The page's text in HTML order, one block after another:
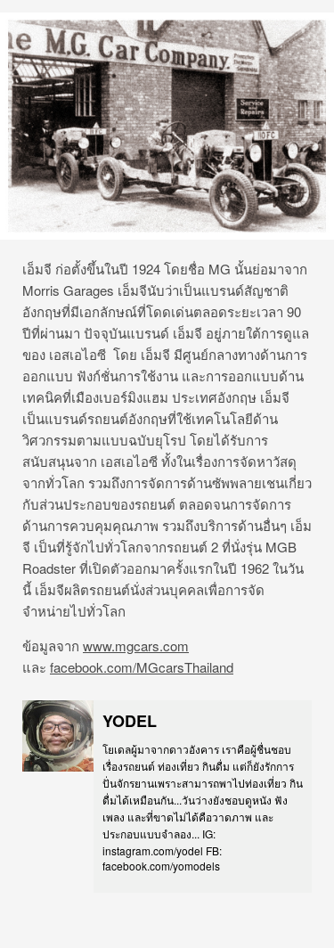
เอ็มจี ก่อตั้งขึ้นในปี 1924โดยชื่อ MG นั้นย่อมาจาก
Morris Garages เอ็มจีนับว่าเป็นแบรนด์สัญชาติ
อังกฤษที่มีเอกลักษณ์ที่โดดเด่นตลอดระยะเวลา 90
ปีที่ผ่านมา ปัจจุบันแบรนด์ เอ็มจี อยู่ภายใต้การดูแล
ของ เอสเอไอซี โดย เอ็มจี มีศูนย์กลางทางด้านการ
ออกแบบ ฟังก์ชั่นการใช้งาน และการออกแบบด้าน
เทคนิคที่เมืองเบอร์มิงแฮม ประเทศอังกฤษ เอ็มจี
เป็นแบรนด์รถยนต์อังกฤษที่ใช้เทคโนโลยีด้าน
วิศวกรรมตามแบบฉบับยุโรป โดยได้รับการ
สนับสนุนจาก เอสเอไอซีทั้งในเรื่องการจัดหาวัสดุ
จากทั่วโลก รวมถึงการจัดการด้านซัพพลายเชนเกี่ยว
กับส่วนประกอบของรถยนต์ ตลอดจนการจัดการ
ด้านการควบคุมคุณภาพ รวมถึงบริการด้านอื่นๆ เอ็ม
จี เป็นที่รู้จักไปทั่วโลกจากรถยนต์2ที่นั่งรุ่น MGB
Roadsterที่เปิดตัวออกมาครั้งแรกในปี 1962ในวัน
นี้ เอ็มจีผลิตรถยนต์นั่งส่วนบุคคลเพื่อการจัด
จำหน่ายไปทั่วโลก
ข้อมูลจาก www.mgcars.com
และ facebook.com/MGcarsThailand
YODEL
โยเดลผู้มาจากดาวอังคาร เราคือผู้ชื่นชอบ
เรื่องรถยนต์ ท่องเที่ยว กินดื่ม แต่ก็ยังรักการ
ปั่นจักรยานเพราะสามารถพาไปท่องเที่ยว กิน
ดื่มได้เหมือนกัน...วันว่างยังชอบดูหนัง ฟัง
เพลง และที่ขาดไม่ได้คือวาดภาพ และ
ประกอบแบบจำลอง... IG:
instagram.com/yodel FB:
facebook.com/yomodels